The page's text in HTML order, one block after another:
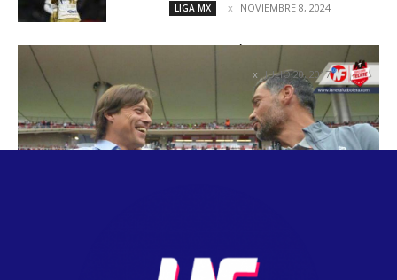
LIGA MX NOVIEMBRE 8, 2024
¡EL CAMPEÓN ESTA LISTO!
JULIO 20, 2017